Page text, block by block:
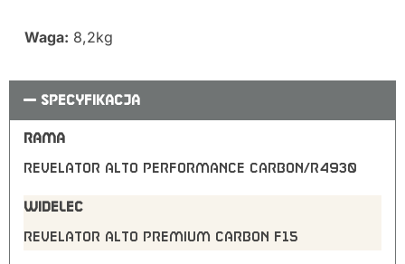
Waga: 8,2kg
SPECYFIKACJA
RAMA
Revelator Alto Performance Carbon/R4930
WIDELEC
Revelator Alto Premium Carbon F15